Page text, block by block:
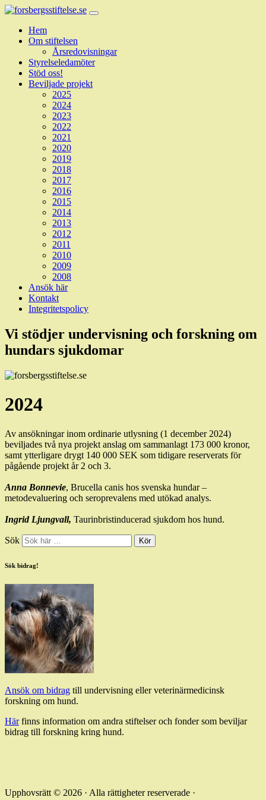
Hem
Om stiftelsen
Årsredovisningar
Styrelseledamöter
Stöd oss!
Beviljade projekt
2025
2024
2023
2022
2021
2020
2019
2018
2017
2016
2015
2014
2013
2012
2011
2010
2009
2008
Ansök här
Kontakt
Integritetspolicy
Vi stödjer undervisning och forskning om
hundars sjukdomar
2024
Av ansökningar inom ordinarie utlysning (1 december 2024)
beviljades två nya projekt anslag om sammanlagt 173 000 kronor,
samt ytterligare drygt 140 000 SEK som tidigare reserverats för
pågående projekt år 2 och 3.
Anna Bonnevie, Brucella canis hos svenska hundar –
metodevaluering och seroprevalens med utökad analys.
Ingrid Ljungvall, Taurinbristinducerad sjukdom hos hund.
Sök
Sök bidrag!
Ansök om bidrag till undervisning eller veterinärmedicinsk
forskning om hund.
Härfinns information om andra stiftelser och fonder som beviljar
bidrag till forskning kring hund.
Upphovsrätt © 2026 · Alla rättigheter reserverade ·